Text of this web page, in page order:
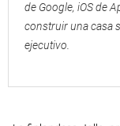
de Google, iOS de
construir una casa
ejecutivo.